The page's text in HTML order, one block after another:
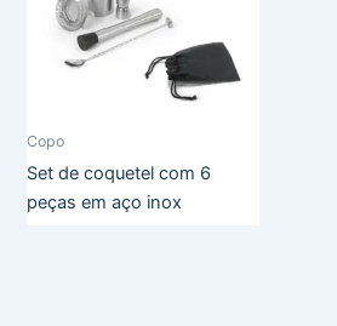
Copo
Set de coquetel com 6
peças em aço inox